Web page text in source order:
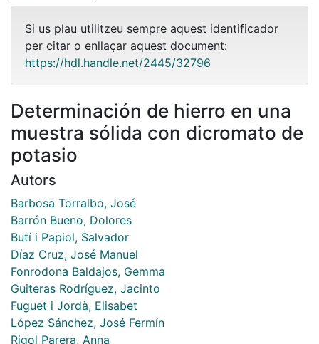
Si us plau utilitzeu sempre aquest identificador
per citar o enllaçar aquest document:
https://hdl.handle.net/2445/32796
Determinación de hierro en una
muestra sólida con dicromato de
potasio
Autors
Barbosa Torralbo, José
Barrón Bueno, Dolores
Butí i Papiol, Salvador
Díaz Cruz, José Manuel
Fonrodona Baldajos, Gemma
Guiteras Rodríguez, Jacinto
Fuguet i Jordà, Elisabet
López Sánchez, José Fermín
Rigol Parera, Anna